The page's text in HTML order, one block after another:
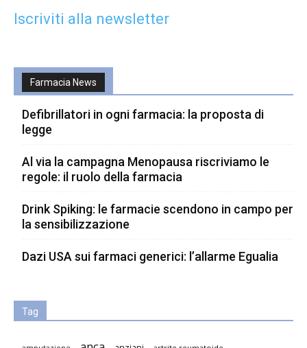
Iscriviti alla newsletter
Farmacia News
Defibrillatori in ogni farmacia: la proposta di
legge
Al via la campagna Menopausa riscriviamo le
regole: il ruolo della farmacia
Drink Spiking: le farmacie scendono in campo per
la sensibilizzazione
Dazi USA sui farmaci generici: l’allarme Egualia
Tag